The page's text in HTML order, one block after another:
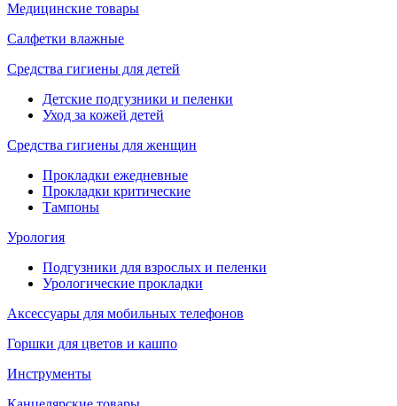
Медицинские товары
Салфетки влажные
Средства гигиены для детей
Детские подгузники и пеленки
Уход за кожей детей
Средства гигиены для женщин
Прокладки ежедневные
Прокладки критические
Тампоны
Урология
Подгузники для взрослых и пеленки
Урологические прокладки
Аксессуары для мобильных телефонов
Горшки для цветов и кашпо
Инструменты